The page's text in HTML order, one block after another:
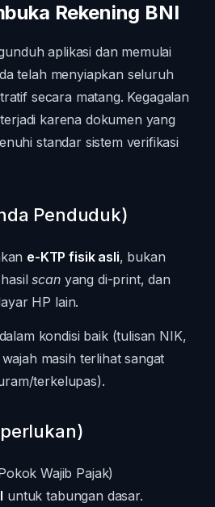
Rekening BNI
aplikasi dan memulai
telah menyiapkan seluruh
secara matang. Kegagalan
karena dokumen yang
standar sistem verifikasi
Penduduk)
e-KTP fisik asli, bukan
scanyang di-print, dan
HP lain.
kondisi baik (tulisan NIK,
masih terlihat sangat
terkelupas).
Wajib Pajak)
untuk tabungan dasar.